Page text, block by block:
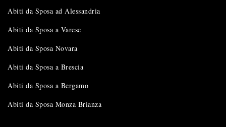
Abiti da Sposa ad Alessandria
Abiti da Sposa a Varese
Abiti da Sposa Novara
Abiti da Sposa a Brescia
Abiti da Sposa a Bergamo
Abiti da Sposa Monza Brianza